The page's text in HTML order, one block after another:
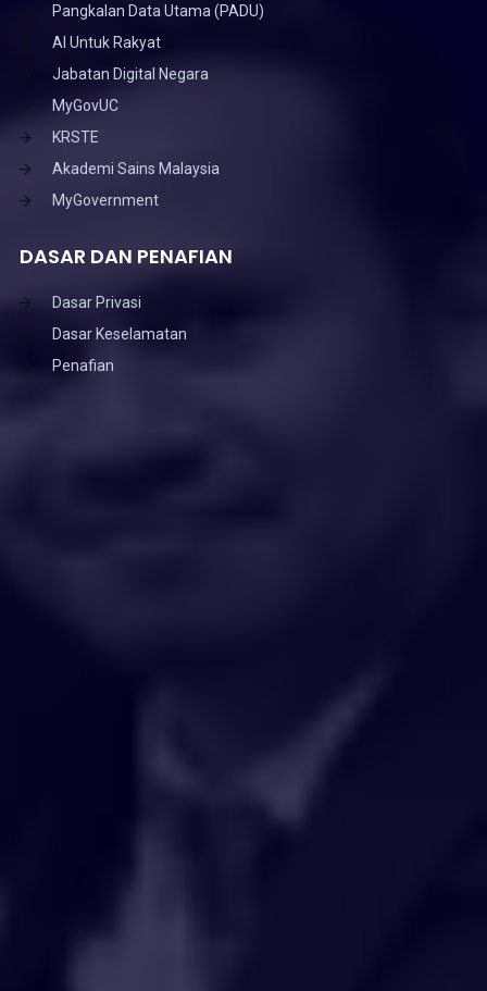
Pangkalan Data Utama (PADU)
AI Untuk Rakyat
Jabatan Digital Negara
MyGovUC
KRSTE
Akademi Sains Malaysia
MyGovernment
DASAR DAN PENAFIAN
Dasar Privasi
Dasar Keselamatan
Penafian